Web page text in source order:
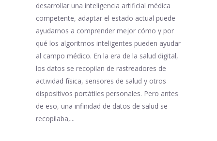
desarrollar una inteligencia artificial médica
competente, adaptar el estado actual puede
ayudarnos a comprender mejor cómo y por
qué los algoritmos inteligentes pueden ayudar
al campo médico. En la era de la salud digital,
los datos se recopilan de rastreadores de
actividad física, sensores de salud y otros
dispositivos portátiles personales. Pero antes
de eso, una infinidad de datos de salud se
recopilaba,...